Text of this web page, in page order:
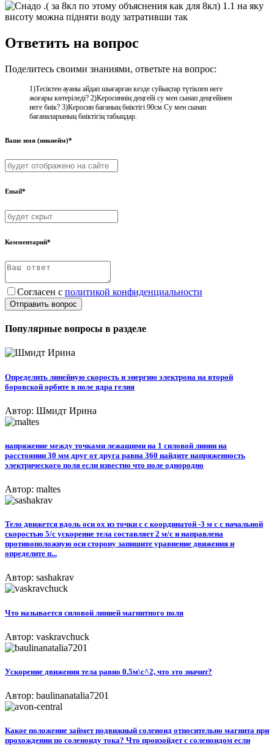
Ответить на вопрос
Поделитесь своими знаниями, ответьте на вопрос:
1)Тесіктен ауаны айдап шығарған кезде суйықтар түтікпен неге
жоғары көтеріледі? 2)Керосиннің деңгейі су мен сынап деңгейінен
неге биік? 3)Керосин бағаның биіктігі 90см.Су мен сынап
бағаналарының биіктігің табыңдар.
Ваше имя (никнейм)*
Email*
Комментарий*
Согласен с политикой конфиденциальности
Отправить вопрос
Популярные вопросы в разделе
Определить линейную скорость и энергию электрона на второй
боровской орбите в поле ядра гелия
Автор: Шмидт Ирина
напряжение между точками лежащими на 1 силовой линии на
расстоянии 30 мм друг от друга равна 360 найдите напряженность
электрического поля если известно что поле однородно
Автор: maltes
Тело движется вдоль оси ox из точки c с координатой -3 м с с начальной
скоростью 5/с ускорение тела составляет 2 м/с и направлена
противоположную оси сторону запишите уравнение движения и
определите п...
Автор: sashakrav
Что называется силовой линией магнитного поля
Автор: vaskravchuck
Ускорение движения тела равно 0.5м\с^2, что это значит?
Автор: baulinanatalia7201
Какое положение займет подвижный соленоид относительно магнита при
прохождении по соленоиду тока? Что произойдет с соленоидом если